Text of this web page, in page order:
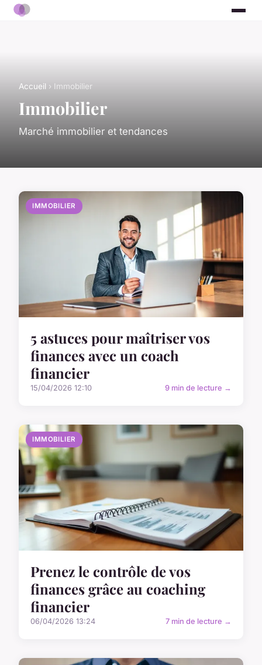
Accueil › Immobilier
Immobilier
Marché immobilier et tendances
IMMOBILIER
5 astuces pour maîtriser vos
finances avec un coach
financier
15/04/2026 12:10 9 min de lecture →
IMMOBILIER
Prenez le contrôle de vos
finances grâce au coaching
financier
06/04/2026 13:24 7 min de lecture →